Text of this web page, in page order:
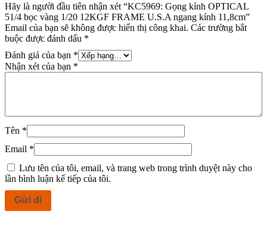
Hãy là người đầu tiên nhận xét “KC5969: Gọng kính OPTICAL
51/4 bọc vàng 1/20 12KGF FRAME U.S.A ngang kính 11,8cm”
Email của bạn sẽ không được hiển thị công khai. Các trường bắt
buộc được đánh dấu *
Đánh giá của bạn *
Nhận xét của bạn *
Tên *
Email *
Lưu tên của tôi, email, và trang web trong trình duyệt này cho
lần bình luận kế tiếp của tôi.